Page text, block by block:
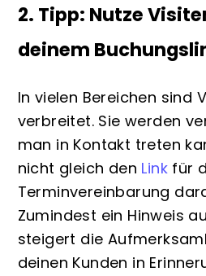
2. Tipp: Nutze
deinem
In vielen Bereichen sind
verbreitet. Sie werden
man in Kontakt treten
nicht gleich den Link für
Terminvereinbarung
Zumindest ein Hinweis
steigert die
deinen Kunden in